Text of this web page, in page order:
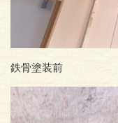
鉄骨塗装前